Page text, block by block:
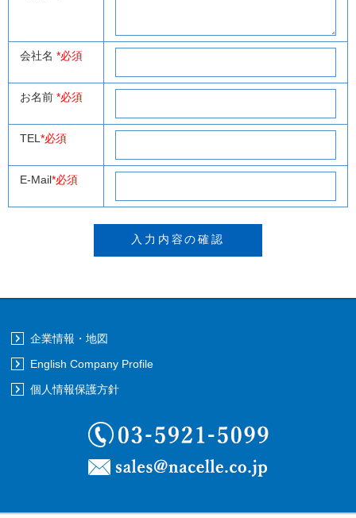
会社名 *必須
お名前 *必須
TEL *必須
E-Mail*必須
企業情報・地図
English Company Profile
個人情報保護方針